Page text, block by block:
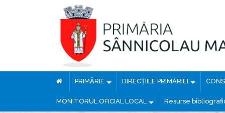
PRIMĂRIE DIRECȚIILE PRIMĂRIEI
MONITORUL OFICIAL LOCAL Resurse